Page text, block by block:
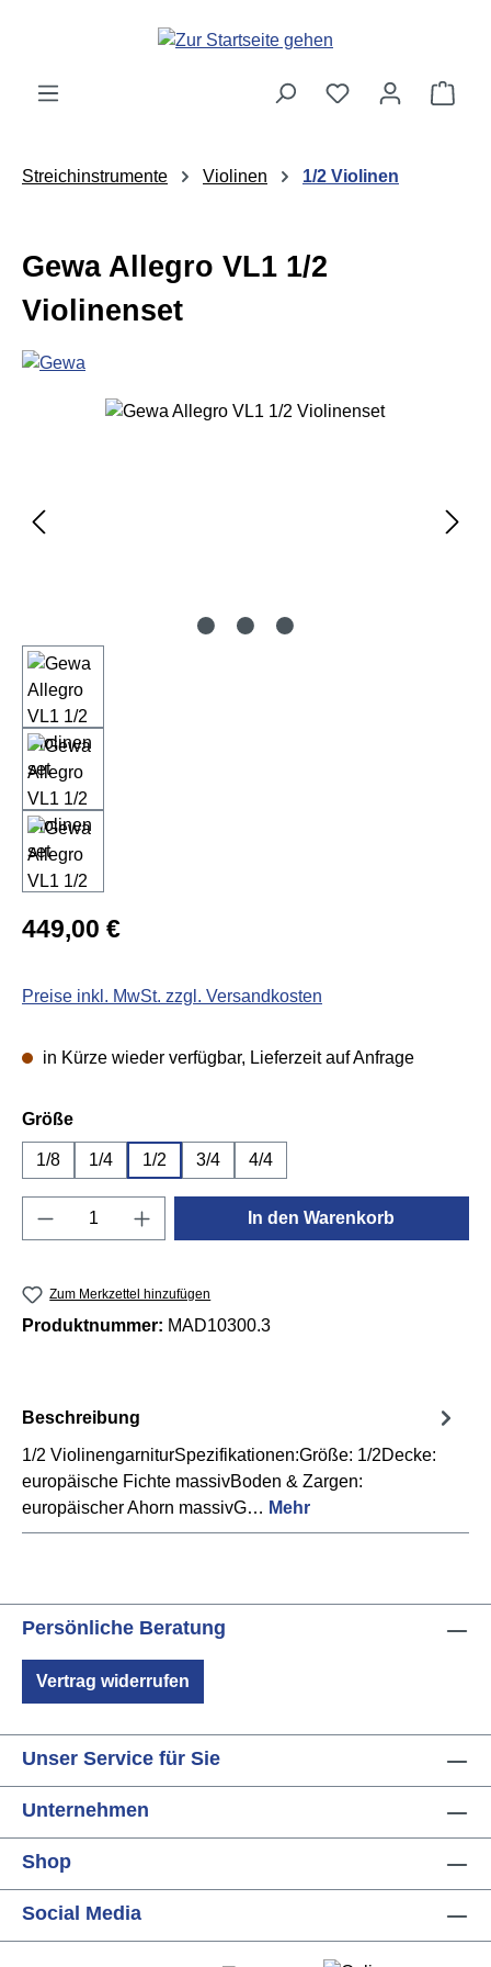
Zum Hauptinhalt springen
Streichinstrumente Violinen 1/2 Violinen
Gewa Allegro VL1 1/2
Violinenset
Bildergalerie überspringen
Regulärer Preis:
449,00 €
Preise inkl. MwSt. zzgl. Versandkosten
in Kürze wieder verfügbar, Lieferzeit auf Anfrage
Größeauswählen
1/8 1/4 1/2 3/4 4/4
Produkt Anzahl: Gib den gewünschten
In den Warenkorb
Zum Merkzettel hinzufügen
Produktnummer: MAD10300.3
Beschreibung
1/2 ViolinengarniturSpezifikationen:Größe: 1/2Decke:
europäische Fichte massivBoden & Zargen:
europäischer Ahorn massivG… Mehr
Persönliche Beratung
Vertrag widerrufen
Unser Service für Sie
Unternehmen
Shop
Social Media